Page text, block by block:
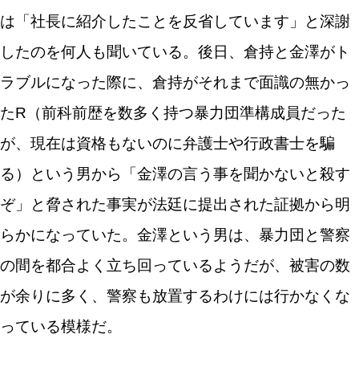
は「社長に紹介したことを反省しています」と深謝
したのを何人も聞いている。後日、倉持と金澤がト
ラブルになった際に、倉持がそれまで面識の無かっ
たR（前科前歴を数多く持つ暴力団準構成員だった
が、現在は資格もないのに弁護士や行政書士を騙
る）という男から「金澤の言う事を聞かないと殺す
ぞ」と脅された事実が法廷に提出された証拠から明
らかになっていた。金澤という男は、暴力団と警察
の間を都合よく立ち回っているようだが、被害の数
が余りに多く、警察も放置するわけには行かなくな
っている模様だ。